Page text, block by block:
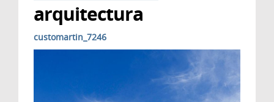
arquitectura
customartin_7246